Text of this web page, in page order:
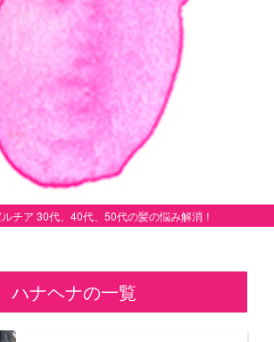
チア 30代、40代、50代の髪の悩み解消！
ハナヘナの一覧